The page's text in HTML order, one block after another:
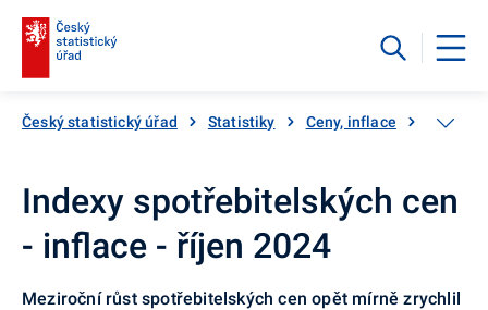
Český statistický úřad Statistiky Ceny, inflace
Indexy spotřebitelských cen
- inflace - říjen 2024
Meziroční růst spotřebitelských cen opět mírně zrychlil